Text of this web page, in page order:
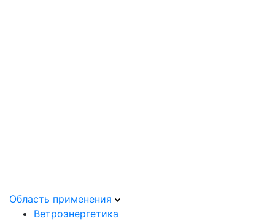
Область применения
Ветроэнергетика